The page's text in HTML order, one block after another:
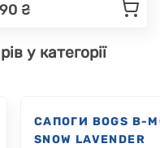
₴
у категорії
САПОГИ BOGS B-
SNOW LAVENDER